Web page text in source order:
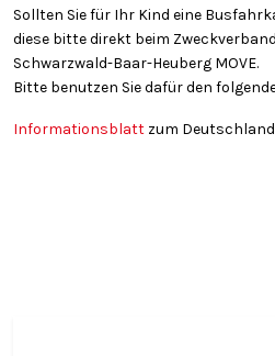
Sollten Sie für Ihr Kind eine
diese bitte direkt beim
Schwarzwald-Baar-Heuberg MOVE.
Bitte benutzen Sie dafür den
Informationsblatt zum